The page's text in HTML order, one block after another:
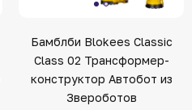
Бамблби Blokees Classic
Class 02 Трансформер-
конструктор Автобот из
Звероботов